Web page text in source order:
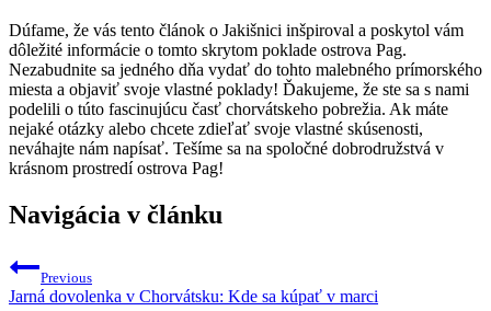
Dúfame, že vás tento článok o Jakišnici inšpiroval a poskytol vám
dôležité informácie o tomto skrytom poklade ostrova Pag.
Nezabudnite sa jedného dňa vydať do tohto malebného prímorského
miesta a objaviť svoje vlastné poklady! Ďakujeme, že ste sa s nami
podelili o túto fascinujúcu časť chorvátskeho pobrežia. Ak máte
nejaké otázky alebo chcete zdieľať svoje vlastné skúsenosti,
neváhajte nám napísať. Tešíme sa na spoločné dobrodružstvá v
krásnom prostredí ostrova Pag!
Navigácia v článku
Previous
Jarná dovolenka v Chorvátsku: Kde sa kúpať v marci